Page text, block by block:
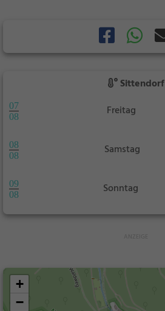
Sittendorf
07
08
Freitag
08
08
Samstag
09
08
Sonntag
+
−